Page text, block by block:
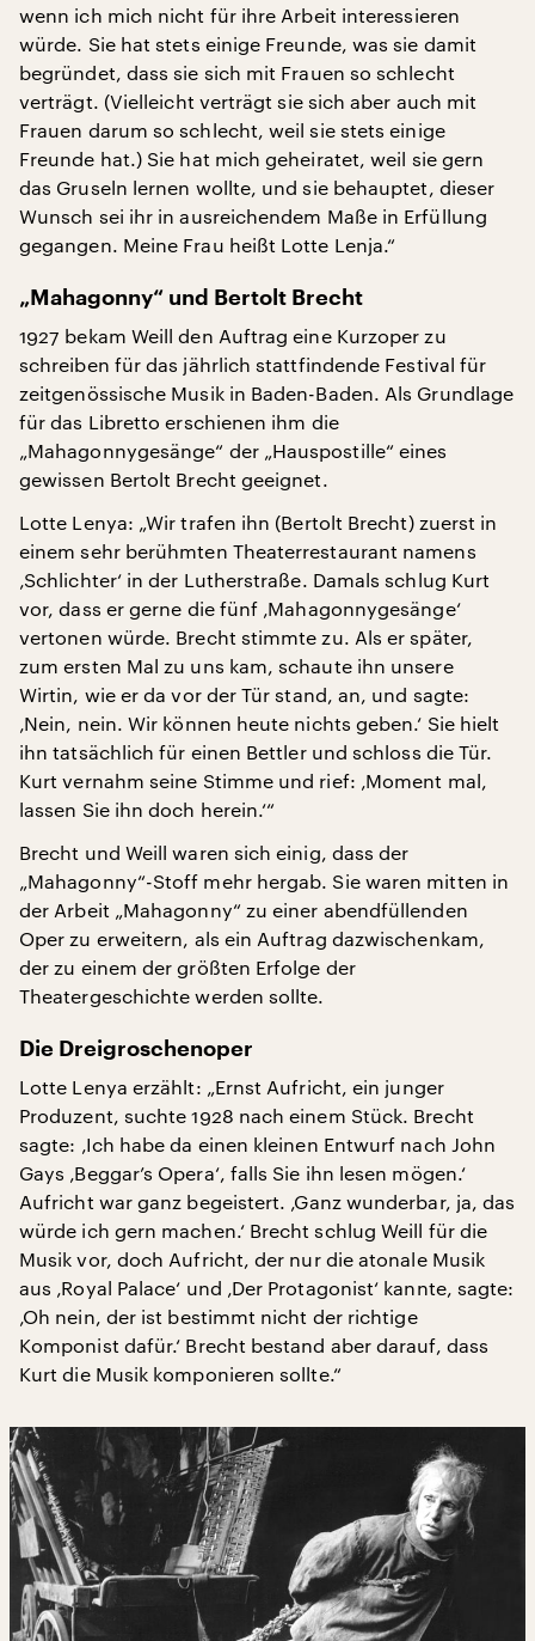
wenn ich mich nicht für ihre Arbeit interessieren
würde. Sie hat stets einige Freunde, was sie damit
begründet, dass sie sich mit Frauen so schlecht
verträgt. (Vielleicht verträgt sie sich aber auch mit
Frauen darum so schlecht, weil sie stets einige
Freunde hat.) Sie hat mich geheiratet, weil sie gern
das Gruseln lernen wollte, und sie behauptet, dieser
Wunsch sei ihr in ausreichendem Maße in Erfüllung
gegangen. Meine Frau heißt Lotte Lenja.“
„Mahagonny“ und Bertolt Brecht
1927 bekam Weill den Auftrag eine Kurzoper zu
schreiben für das jährlich stattfindende Festival für
zeitgenössische Musik in Baden-Baden. Als Grundlage
für das Libretto erschienen ihm die
„Mahagonnygesänge“ der „Hauspostille“ eines
gewissen Bertolt Brecht geeignet.
Lotte Lenya: „Wir trafen ihn (Bertolt Brecht) zuerst in
einem sehr berühmten Theaterrestaurant namens
‚Schlichter‘ in der Lutherstraße. Damals schlug Kurt
vor, dass er gerne die fünf ‚Mahagonnygesänge‘
vertonen würde. Brecht stimmte zu. Als er später,
zum ersten Mal zu uns kam, schaute ihn unsere
Wirtin, wie er da vor der Tür stand, an, und sagte:
‚Nein, nein. Wir können heute nichts geben.‘ Sie hielt
ihn tatsächlich für einen Bettler und schloss die Tür.
Kurt vernahm seine Stimme und rief: ‚Moment mal,
lassen Sie ihn doch herein.‘“
Brecht und Weill waren sich einig, dass der
„Mahagonny“-Stoff mehr hergab. Sie waren mitten in
der Arbeit „Mahagonny“ zu einer abendfüllenden
Oper zu erweitern, als ein Auftrag dazwischenkam,
der zu einem der größten Erfolge der
Theatergeschichte werden sollte.
Die Dreigroschenoper
Lotte Lenya erzählt: „Ernst Aufricht, ein junger
Produzent, suchte 1928 nach einem Stück. Brecht
sagte: ‚Ich habe da einen kleinen Entwurf nach John
Gays ‚Beggar’s Opera‘, falls Sie ihn lesen mögen.‘
Aufricht war ganz begeistert. ‚Ganz wunderbar, ja, das
würde ich gern machen.‘ Brecht schlug Weill für die
Musik vor, doch Aufricht, der nur die atonale Musik
aus ‚Royal Palace‘ und ‚Der Protagonist‘ kannte, sagte:
‚Oh nein, der ist bestimmt nicht der richtige
Komponist dafür.‘ Brecht bestand aber darauf, dass
Kurt die Musik komponieren sollte.“